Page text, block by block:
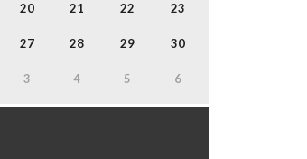
20 21 22 23
27 28 29 30
3 4 5 6